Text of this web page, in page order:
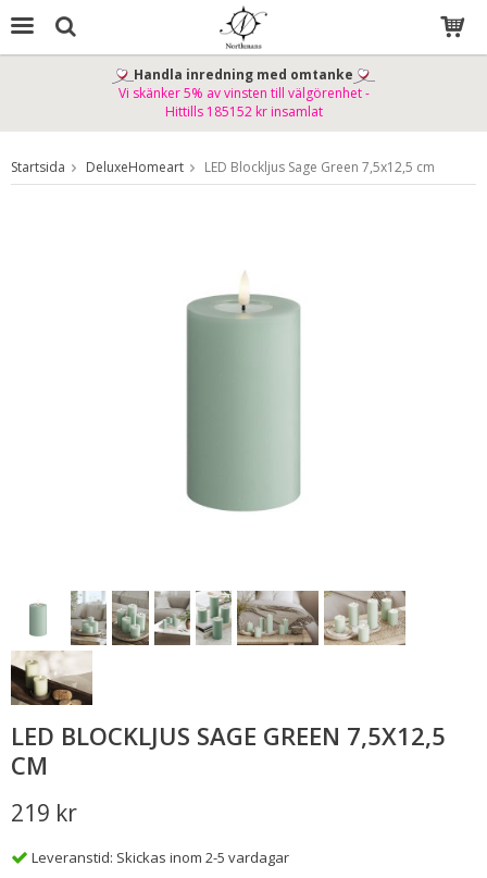
Produkten har blivit tillagd i varukorgen
Handla inredning med omtanke
Vi skänker 5% av vinsten till välgörenhet -
Hittills 185152 kr insamlat
Startsida DeluxeHomeart LED Blockljus Sage Green 7,5x12,5 cm
LED BLOCKLJUS SAGE GREEN 7,5X12,5
CM
219 kr
Leveranstid: Skickas inom 2-5 vardagar